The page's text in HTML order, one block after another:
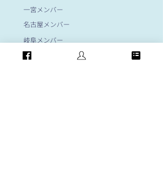
一宮メンバー
名古屋メンバー
岐阜メンバー
大阪メンバー